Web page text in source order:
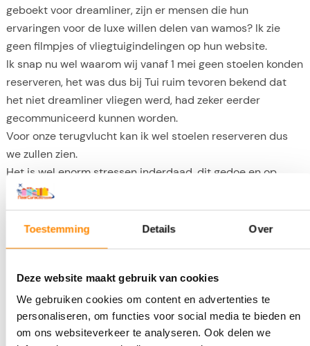
Toestemming Details Over
Deze website maakt gebruik van cookies
We gebruiken cookies om content en advertenties te
personaliseren, om functies voor social media te bieden en
om ons websiteverkeer te analyseren. Ook delen we
geboekt voor dreamliner, zijn er mensen die hun
ervaringen voor de luxe willen delen van wamos? Ik zie
geen filmpjes of vliegtuigindelingen op hun website.
Ik snap nu wel waarom wij vanaf 1 mei geen stoelen konden
reserveren, het was dus bij Tui ruim tevoren bekend dat
het niet dreamliner vliegen werd, had zeker eerder
gecommuniceerd kunnen worden.
Voor onze terugvlucht kan ik wel stoelen reserveren dus
we zullen zien.
Het is wel enorm stressen inderdaad, dit gedoe en op
Schiphol, het is niet ontspannen beginnen aan je vakantie.
Vorige week met Wamos naar Bonaire gevlogen. Service
aan boord was oke, aardig cabine personeel en enkele TUI
dames aan boord. Toestel was ‘vintage’ zoals onze
kinderen het noemden. We verheugden ons op